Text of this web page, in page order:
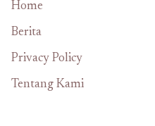
Home
Berita
Privacy Policy
Tentang Kami